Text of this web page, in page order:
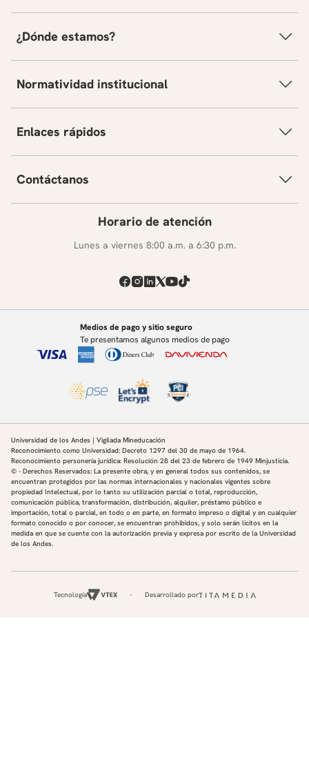
¿Dónde estamos?
Normatividad institucional
Enlaces rápidos
Contáctanos
Horario de atención
Lunes a viernes 8:00 a.m. a 6:30 p.m.
Medios de pago y sitio seguro
Te presentamos algunos medios de pago
Universidad de los Andes | Vigilada Mineducación
Reconocimiento como Universidad: Decreto 1297 del 30 de mayo de 1964.
Reconocimiento personería jurídica: Resolución 28 del 23 de febrero de 1949 Minjusticia.
© - Derechos Reservados: La presente obra, y en general todos sus contenidos, se
encuentran protegidos por las normas internacionales y nacionales vigentes sobre
propiedad Intelectual, por lo tanto su utilización parcial o total, reproducción,
comunicación pública, transformación, distribución, alquiler, préstamo público e
importación, total o parcial, en todo o en parte, en formato impreso o digital y en cualquier
formato conocido o por conocer, se encuentran prohibidos, y solo serán lícitos en la
medida en que se cuente con la autorización previa y expresa por escrito de la Universidad
de los Andes.
Tecnología Desarrollado por